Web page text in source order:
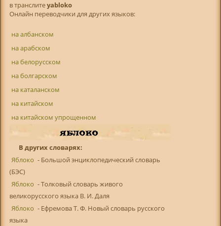
в транслитeyabloko
Онлайн переводчики для других языков:
на албанском
на арабском
на белорусском
на болгарском
на каталанском
на китайском
на китайском упрощенном
В других словарях:
Яблоко - Большой энциклопедический словарь
(БЭС)
Яблоко - Толковый словарь живого
великорусского языка В. И. Даля
Яблоко - Ефремова Т. Ф. Новый словарь русского
языка